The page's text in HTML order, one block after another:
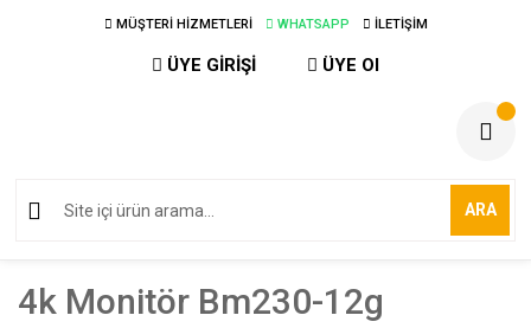
MÜŞTERİ HİZMETLERİ WHATSAPP İLETİŞİM
ÜYE GİRİŞİ ÜYE Ol
ARA
4k Monitör Bm230-12g